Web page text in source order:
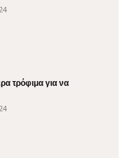
τρόφιμα για να